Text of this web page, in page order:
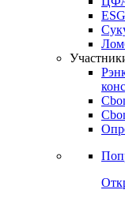
ESG